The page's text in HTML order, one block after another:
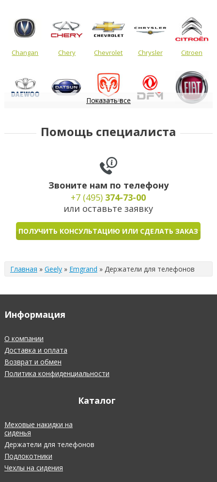
Changan Chery Chevrolet Chrysler Citroen
Показать все
Помощь специалиста
Звоните нам по телефону
+7 (495) 374-73-00
или оставьте заявку
ПОЛУЧИТЬ КОНСУЛЬТАЦИЮ ИЛИ СДЕЛАТЬ ЗАКАЗ
Главная » Geely» Emgrand » Держатели для телефонов
Информация
О компании
Доставка и оплата
Возврат и обмен
Политика конфиденциальности
Каталог
Меховые накидки на
сиденья
Держатели для телефонов
Подлокотники
Чехлы на сидения